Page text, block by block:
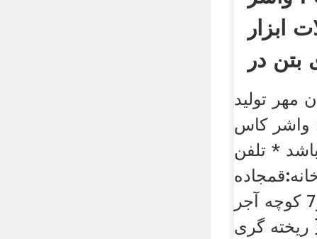
ابزار
بتن در
مهر تولید
واشر کاس
* تلفن
قدیم کاشان کیلومتر7 کوچه آجر
عدل پلاک1 { ریخته گری